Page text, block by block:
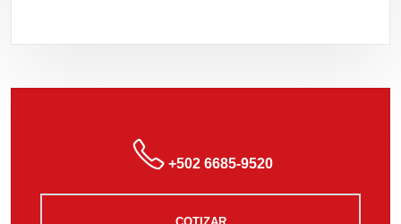
+502 6685-9520